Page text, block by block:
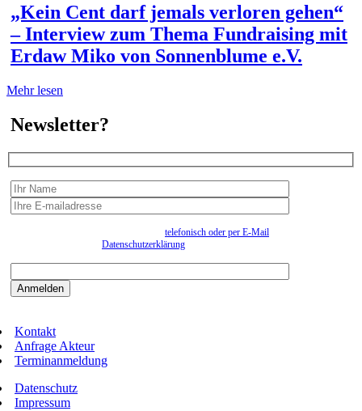
„Kein Cent darf jemals verloren gehen“
– Interview zum Thema Fundraising mit
Erdaw Miko von Sonnenblume e.V.
Mehr lesen
Newsletter?
telefonisch oder per E-Mail
Datenschutzerklärung
Kontakt
Anfrage Akteur
Terminanmeldung
Datenschutz
Impressum